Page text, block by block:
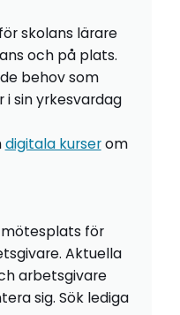
skolans lärare
och på plats.
behov som
i sin yrkesvardag
digitala kurserom
för
Aktuella
arbetsgivare
sig. Sök lediga